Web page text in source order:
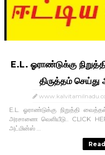
E.L. ஓராண்டுக்கு
திருத்தம்
E.L. ஓராண்டுக்கு நிறுத்தி
அரசாணை வெளியீடு.. CLICK
அட்மின்ஸ் ...